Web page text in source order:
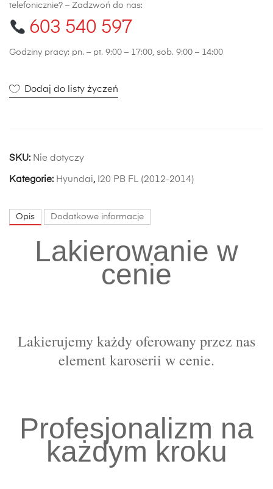
telefonicznie? – Zadzwoń do nas:
603 540 597
Godziny pracy: pn. – pt. 9:00 – 17:00, sob. 9:00 – 14:00
Dodaj do listy życzeń
SKU: Nie dotyczy
Kategorie: Hyundai, I20 PB FL (2012-2014)
Opis Dodatkowe informacje
Lakierowanie w
cenie
Lakierujemy każdy oferowany przez nas
element karoserii w cenie.
Profesjonalizm na
każdym kroku